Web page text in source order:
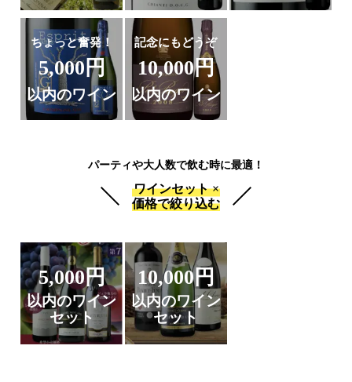
ちょっと奮発！
5,000円
以内のワイン
記念にもどうぞ
10,000円
以内のワイン
パーティや大人数で飲む時に最適！
ワインセット ×
価格で絞り込む
5,000円
以内のワイン
セット
10,000円
以内のワイン
セット